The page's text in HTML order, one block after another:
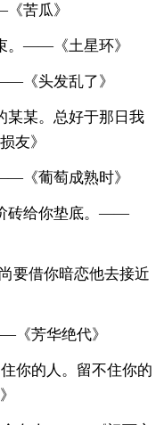
苦瓜》
。——《土星环》
《头发乱了》
某某。总好于那日我
友》
《葡萄成熟时》
砖给你垫底。——
要借你暗恋他去接近
《芳华绝代》
你的人。留不住你的